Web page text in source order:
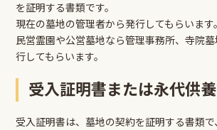
を証明する書類です。
現在の墓地の管理者から発行してもらいます。
民営霊園や公営墓地なら管理事務所、寺院
行してもらいます。
受入証明書または永代供
受入証明書は、墓地の契約を証明する書類